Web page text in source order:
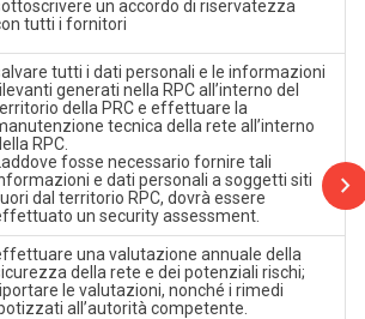
un accordo di riservatezza
tutti i fornitori
tutti i dati personali e le informazioni
generati nella RPC all’interno del
della PRC e effettuare la
tecnica della rete all’interno
RPC.
Laddove fosse necessario fornire tali
e dati personali a soggetti siti
dal territorio RPC, dovrà essere
un security assessment.
una valutazione annuale della
della rete e dei potenziali rischi;
le valutazioni, nonché i rimedi
all’autorità competente.